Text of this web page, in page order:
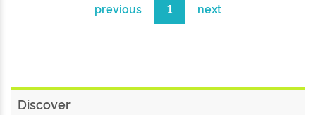
previous 1 next
Discover